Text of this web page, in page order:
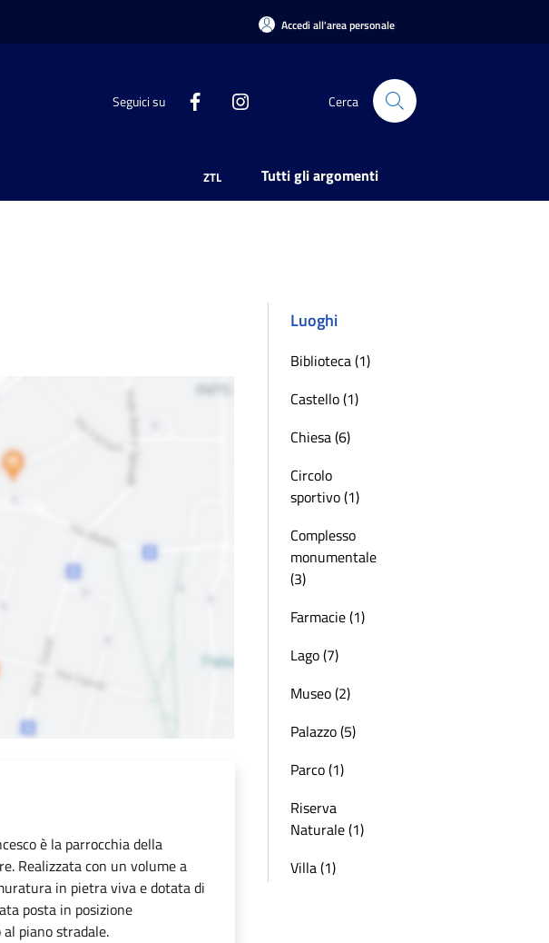
Accedi all'area personale
Seguici su Cerca
ZTL Tutti gli argomenti
è la parrocchia della
Realizzata con un volume a
in pietra viva e dotata di
posta in posizione
piano stradale.
Luoghi
Biblioteca (1)
Castello (1)
Chiesa (6)
Circolo
sportivo (1)
Complesso
monumentale
(3)
Farmacie (1)
Lago (7)
Museo (2)
Palazzo (5)
Parco (1)
Riserva
Naturale (1)
Villa (1)